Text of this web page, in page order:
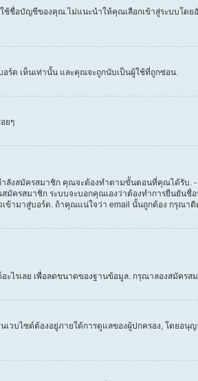
ชื่อบัญชีของคุณ.ไม่แนะนำให้คุณเลือกเข้าสู่ระบบโด
ร์ด เห็นเท่านั้น และคุณจะถูกนับเป็นผู้ใช้ที่ถูกซ่อน.
ยๆ
งสมัครสมาชิก คุณจะต้องทำตามขั้นตอนที่คุณได้รับ.
มัครสมาชิก ระบบจะบอกคุณเองว่าต้องทำการยืนยัน
ามาสู่บอร์ด. ถ้าคุณแน่ใจว่า email นั้นถูกต้อง กรุณาติ
ไรเลย เพื่อลดขนาดของฐานข้อมูล. กรุณาลองสมัครส
เวบไซต์ต้องอยู่ภายใต้การดูแลของผู้ปกครอง, โดยอ